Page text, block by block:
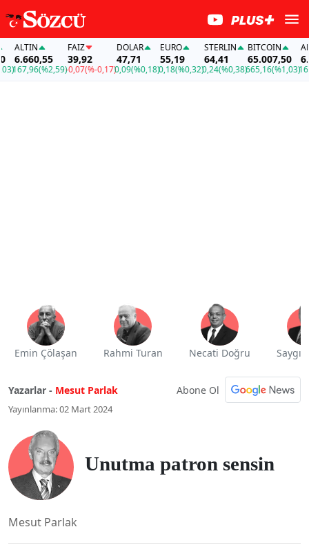
(%2,59)
39,92
-0,07(%-0,17)
DOLAR
47,71
0,09(%0,18)
EURO
55,19
0,18(%0,32)
STERLIN
64,41
0,24(%0,38)
BITCOIN
65.007,50
665,16(%1,03)
ALTIN
167,96
Emin Çölaşan Rahmi Turan Necati Doğru Saygı
Yazarlar - Mesut Parlak Abone Ol
Yayınlanma: 02 Mart 2024
Unutma patron sensin
Mesut Parlak